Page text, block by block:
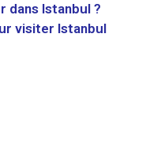
dans Istanbul ?
visiter Istanbul